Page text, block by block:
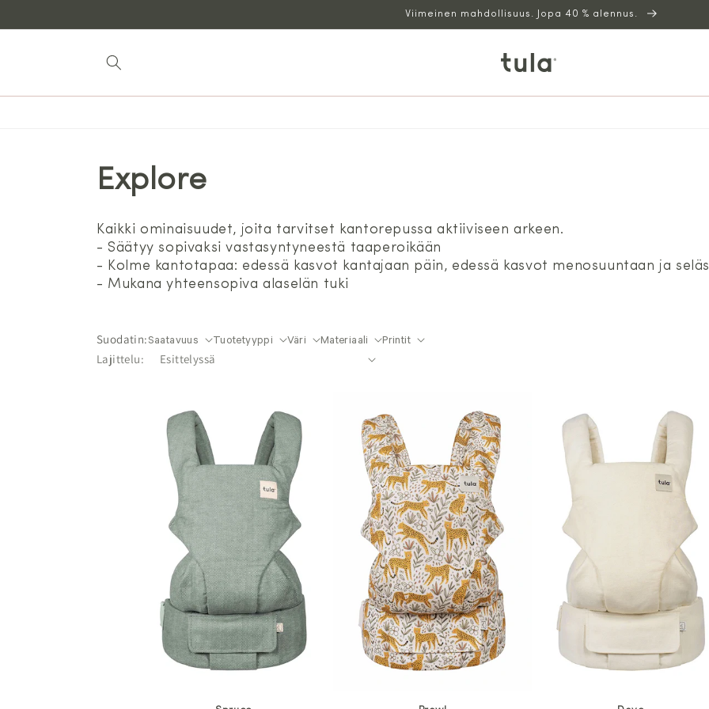
sisältöön
Viimeinen mahdollisuus. Jopa 40 % alennus.
Explore
Kaikki ominaisuudet, joita tarvitset kantorepussa aktiiviseen arkeen.
- Säätyy sopivaksi vastasyntyneestä taaperoikään
- Kolme kantotapaa: edessä kasvot kantajaan päin, edessä kasvot menosuuntaan ja
- Mukana yhteensopiva alaselän tuki
Suodatin: Saatavuus Tuotetyyppi Väri Materiaali Printit
Lajittelu: